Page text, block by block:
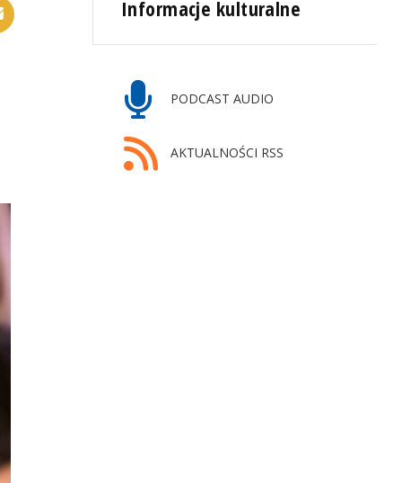
Informacje kulturalne
PODCAST AUDIO
AKTUALNOŚCI RSS